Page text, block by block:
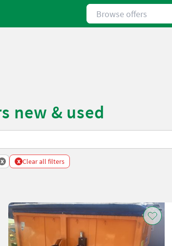
Browse offers
new & used
x x Clear all filters